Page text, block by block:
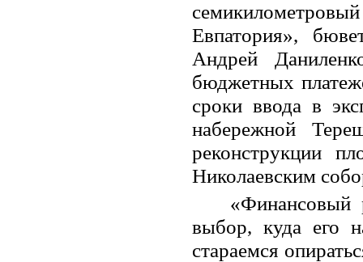
Евпатория»,
Андрей
бюджетных
сроки ввода в
набережной
реконструкции
Николаевским
«Финансовый
выбор, куда его
стараемся